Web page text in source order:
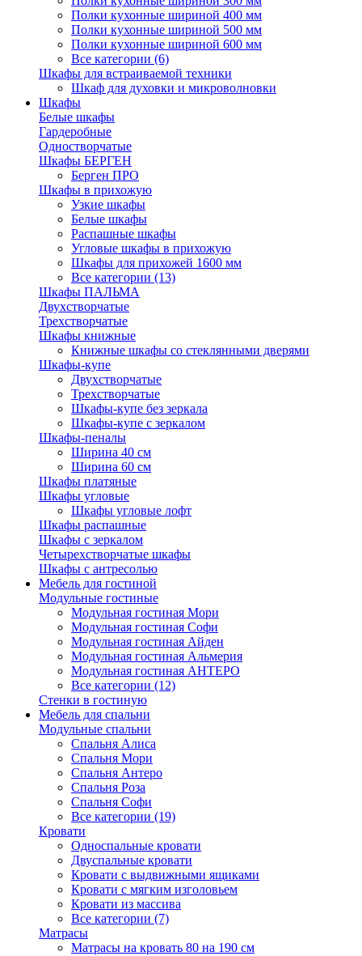
Полки кухонные шириной 400 мм
Полки кухонные шириной 500 мм
Полки кухонные шириной 600 мм
Все категории (6)
Шкафы для встраиваемой техники
Шкаф для духовки и микроволновки
Шкафы
Белые шкафы
Гардеробные
Одностворчатые
Шкафы БЕРГЕН
Берген ПРО
Шкафы в прихожую
Узкие шкафы
Белые шкафы
Распашные шкафы
Угловые шкафы в прихожую
Шкафы для прихожей 1600 мм
Все категории (13)
Шкафы ПАЛЬМА
Двухстворчатые
Трехстворчатые
Шкафы книжные
Книжные шкафы со стеклянными дверями
Шкафы-купе
Двухстворчатые
Трехстворчатые
Шкафы-купе без зеркала
Шкафы-купе с зеркалом
Шкафы-пеналы
Ширина 40 см
Ширина 60 см
Шкафы платяные
Шкафы угловые
Шкафы угловые лофт
Шкафы распашные
Шкафы с зеркалом
Четырехстворчатые шкафы
Шкафы с антресолью
Мебель для гостиной
Модульные гостиные
Модульная гостиная Мори
Модульная гостиная Софи
Модульная гостиная Айден
Модульная гостиная Альмерия
Модульная гостиная АНТЕРО
Все категории (12)
Стенки в гостиную
Мебель для спальни
Модульные спальни
Спальня Алиса
Спальня Мори
Спальня Антеро
Спальня Роза
Спальня Софи
Все категории (19)
Кровати
Односпальные кровати
Двуспальные кровати
Кровати с выдвижными ящиками
Кровати с мягким изголовьем
Кровати из массива
Все категории (7)
Матрасы
Матрасы на кровать 80 на 190 см